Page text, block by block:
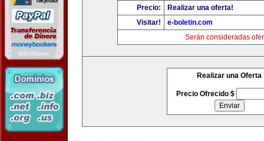
Precio:
Realizar una oferta!
Visitar!
e-boletin.com
Serán consideradas
Realizar una Oferta
Precio Ofrecido $